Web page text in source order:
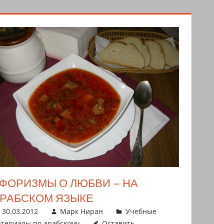
О ЛЮБВИ – НА
ЯЗЫКЕ
30.03.2012 Марк Ниран
Учебные